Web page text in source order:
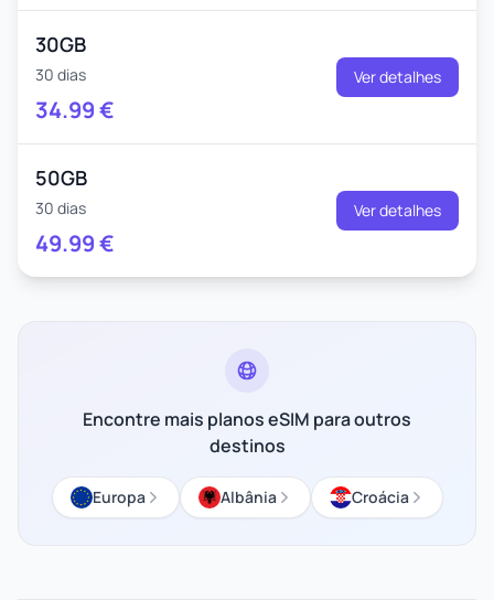
30GB
30 dias
34.99€
Ver detalhes
50GB
30 dias
49.99€
Ver detalhes
Encontre mais planos eSIM para outros
destinos
Europa Albânia Croácia